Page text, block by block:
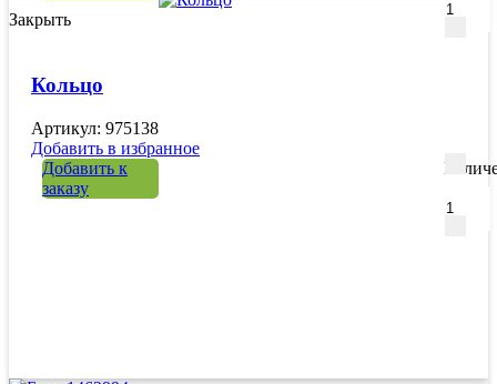
Закрыть
Кольцо
Артикул: 975138
Добавить в избранное
Добавить к
заказу